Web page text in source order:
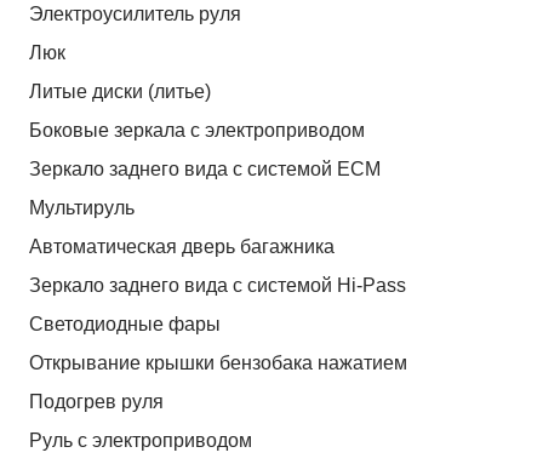
Электроусилитель руля
Люк
Литые диски (литье)
Боковые зеркала с электроприводом
Зеркало заднего вида с системой ЕСМ
Мультируль
Автоматическая дверь багажника
Зеркало заднего вида с системой Hi-Pass
Светодиодные фары
Открывание крышки бензобака нажатием
Подогрев руля
Руль с электроприводом